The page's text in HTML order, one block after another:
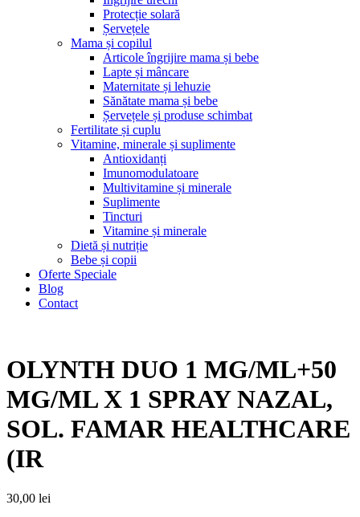
Protecție solară
Șervețele
Mama și copilul
Articole îngrijire mama și bebe
Lapte și mâncare
Maternitate și lehuzie
Sănătate mama și bebe
Șervețele și produse schimbat
Fertilitate și cuplu
Vitamine, minerale și suplimente
Antioxidanți
Imunomodulatoare
Multivitamine și minerale
Suplimente
Tincturi
Vitamine și minerale
Dietă și nutriție
Bebe și copii
Oferte Speciale
Blog
Contact
OLYNTH DUO 1 MG/ML+50
MG/ML X 1 SPRAY NAZAL,
SOL. FAMAR HEALTHCARE
(IR
30,00 lei